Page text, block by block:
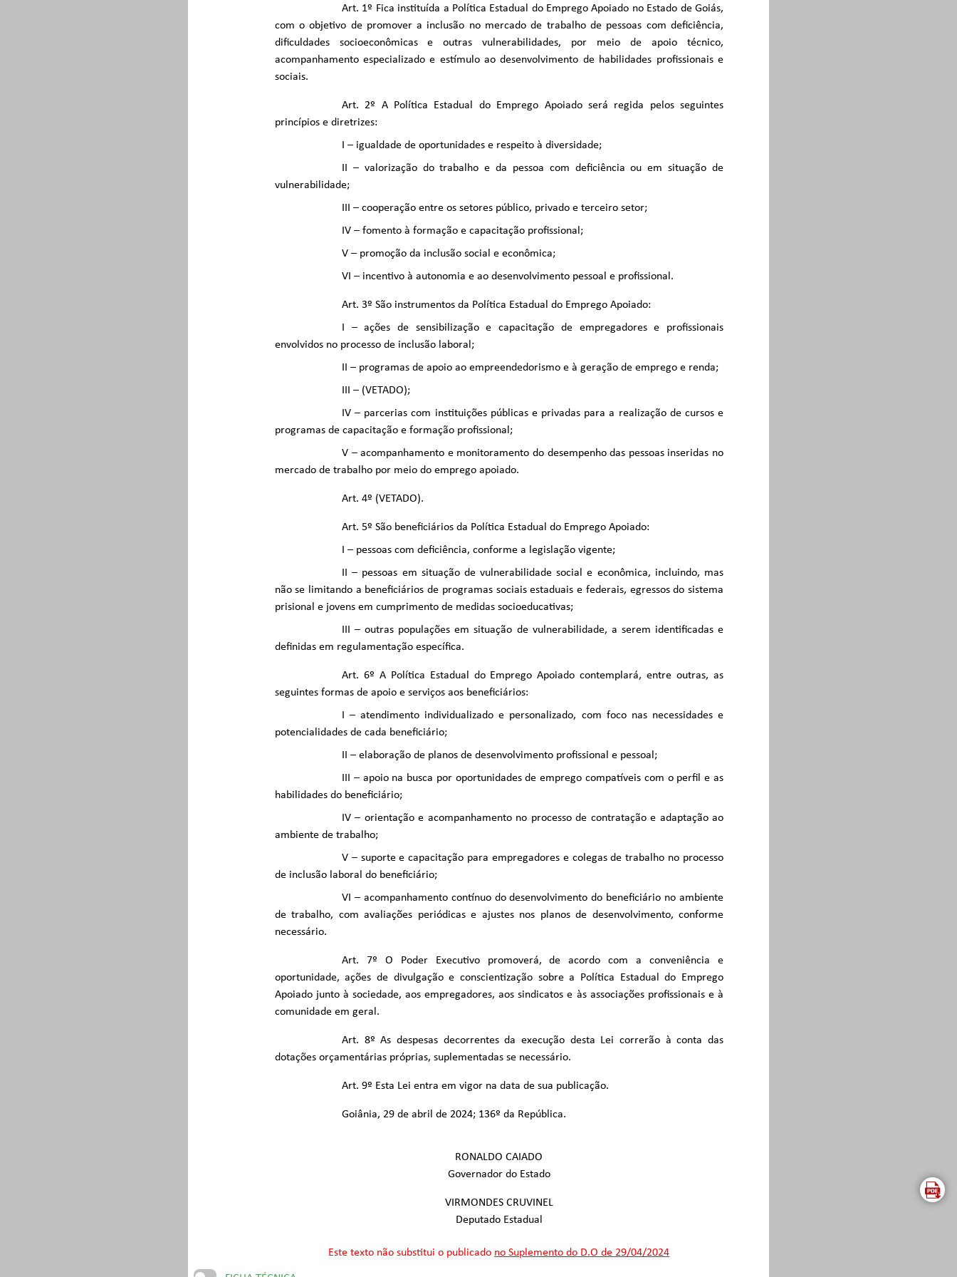
Art. 1º Fica instituída a Política Estadual do Emprego Apoiado no Estado de Goiás,
com o objetivo de promover a inclusão no mercado de trabalho de pessoas com deficiência,
dificuldades socioeconômicas e outras vulnerabilidades, por meio de apoio técnico,
acompanhamento especializado e estímulo ao desenvolvimento de habilidades profissionais e
sociais.
Art. 2º A Política Estadual do Emprego Apoiado será regida pelos seguintes
princípios e diretrizes:
I – igualdade de oportunidades e respeito à diversidade;
II – valorização do trabalho e da pessoa com deficiência ou em situação de
vulnerabilidade;
III – cooperação entre os setores público, privado e terceiro setor;
IV – fomento à formação e capacitação profissional;
V – promoção da inclusão social e econômica;
VI – incentivo à autonomia e ao desenvolvimento pessoal e profissional.
Art. 3º São instrumentos da Política Estadual do Emprego Apoiado:
I – ações de sensibilização e capacitação de empregadores e profissionais
envolvidos no processo de inclusão laboral;
II – programas de apoio ao empreendedorismo e à geração de emprego e renda;
III – (VETADO);
IV – parcerias com instituições públicas e privadas para a realização de cursos e
programas de capacitação e formação profissional;
V – acompanhamento e monitoramento do desempenho das pessoas inseridas no
mercado de trabalho por meio do emprego apoiado.
Art. 4º (VETADO).
Art. 5º São beneficiários da Política Estadual do Emprego Apoiado:
I – pessoas com deficiência, conforme a legislação vigente;
II – pessoas em situação de vulnerabilidade social e econômica, incluindo, mas
não se limitando a beneficiários de programas sociais estaduais e federais, egressos do sistema
prisional e jovens em cumprimento de medidas socioeducativas;
III – outras populações em situação de vulnerabilidade, a serem identificadas e
definidas em regulamentação específica.
Art. 6º A Política Estadual do Emprego Apoiado contemplará, entre outras, as
seguintes formas de apoio e serviços aos beneficiários:
I – atendimento individualizado e personalizado, com foco nas necessidades e
potencialidades de cada beneficiário;
II – elaboração de planos de desenvolvimento profissional e pessoal;
III – apoio na busca por oportunidades de emprego compatíveis com o perfil e as
habilidades do beneficiário;
IV – orientação e acompanhamento no processo de contratação e adaptação ao
ambiente de trabalho;
V – suporte e capacitação para empregadores e colegas de trabalho no processo
de inclusão laboral do beneficiário;
VI – acompanhamento contínuo do desenvolvimento do beneficiário no ambiente
de trabalho, com avaliações periódicas e ajustes nos planos de desenvolvimento, conforme
necessário.
Art. 7º O Poder Executivo promoverá, de acordo com a conveniência e
oportunidade, ações de divulgação e conscientização sobre a Política Estadual do Emprego
Apoiado junto à sociedade, aos empregadores, aos sindicatos e às associações profissionais e à
comunidade em geral.
Art. 8º As despesas decorrentes da execução desta Lei correrão à conta das
dotações orçamentárias próprias, suplementadas se necessário.
Art. 9º Esta Lei entra em vigor na data de sua publicação.
Goiânia, 29 de abril de 2024; 136º da República.
RONALDO CAIADO
Governador do Estado
VIRMONDES CRUVINEL
Deputado Estadual
Este texto não substitui o publicado no Suplemento do D.O de 29/04/2024